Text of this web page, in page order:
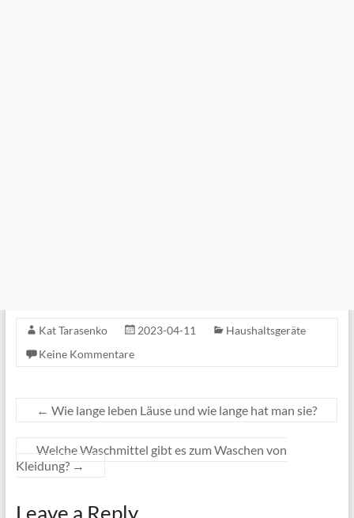
Kat Tarasenko 2023-04-11
Haushaltsgeräte
Keine Kommentare
← Wie lange leben Läuse und wie lange hat man sie?
Welche Waschmittel gibt es zum Waschen von
Kleidung? →
Leave a Reply